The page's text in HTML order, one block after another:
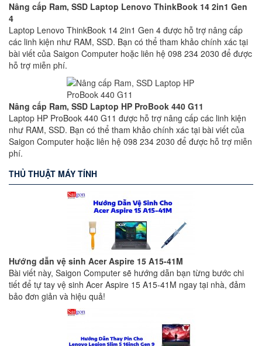
Nâng cấp Ram, SSD Laptop Lenovo ThinkBook 14 2in1 Gen
4
Laptop Lenovo ThinkBook 14 2in1 Gen 4 được hỗ trợ nâng cấp
các linh kiện như RAM, SSD. Bạn có thể tham khảo chính xác tại
bài viết của Saigon Computer hoặc liên hệ 098 234 2030 để được
hỗ trợ miễn phí.
Nâng cấp Ram, SSD Laptop HP ProBook 440 G11
Laptop HP ProBook 440 G11 được hỗ trợ nâng cấp các linh kiện
như RAM, SSD. Bạn có thể tham khảo chính xác tại bài viết của
Saigon Computer hoặc liên hệ 098 234 2030 để được hỗ trợ miễn
phí.
THỦ THUẬT MÁY TÍNH
Hướng dẫn vệ sinh Acer Aspire 15 A15-41M
Bài viết này, Saigon Computer sẽ hướng dẫn bạn từng bước chi
tiết để tự tay vệ sinh Acer Aspire 15 A15-41M ngay tại nhà, đảm
bảo đơn giản và hiệu quả!